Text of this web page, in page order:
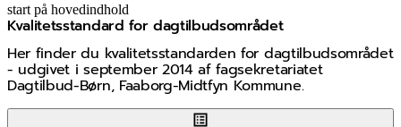
start på hovedindhold
Kvalitetsstandard for dagtilbudsområdet
Her finder du kvalitetsstandarden for dagtilbudsområdet
- udgivet i september 2014 af fagsekretariatet
Dagtilbud-Børn, Faaborg-Midtfyn Kommune.
senest opdateret 7. maj 2026